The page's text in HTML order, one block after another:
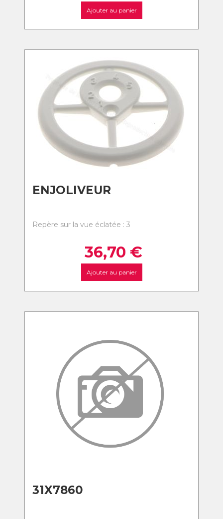
Ajouter au panier
ENJOLIVEUR
Repère sur la vue éclatée : 3
36,70 €
Ajouter au panier
31X7860